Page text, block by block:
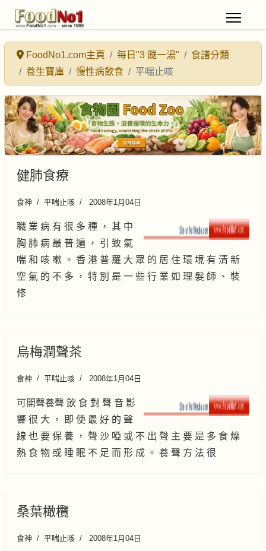
FoodNo1.com主頁 每日"3 餸一湯"
食譜分類
養生寶庫
慢性病飲食 平喘止咳
健肺食療
食神 平喘止咳 2008年1月04日
職 業 病 有 很 多 種 ， 其 中
胸 肺 病 最 普 遍 ， 引 致 氣
喘 和 咳 嗽 。 香 港 普 羅 大 眾 的 居 住 環 境 有 清 新
空 氣 的 不 多 ， 特 別 是 一 些 行 業 如 理 髮 師 、 裝
修
烏梅潤聲茶
食神 平喘止咳 2008年1月04日
可開聲養聲 飲 食 對 聲 音 影
響 很 大 ， 即 使 最 好 的 聲
線 也 要 保 養 ， 聲 沙 啞 或 不 出 聲 主 要 是 多 食 燥
熱 食 物 或 睡 眠 不 足 而 形 成 。 養 聲 方 法 很
桑葉橄欖
食神 平喘止咳 2008年1月04日